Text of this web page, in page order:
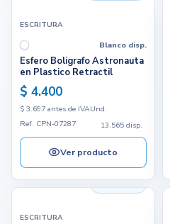
ESCRITURA
Blanco disp.
Esfero Boligrafo Astronauta
en Plastico Retractil
$ 4.400
$ 3.697 antes de IVAUnd.
Ref. CPN-07287
13.565 disp.
Ver producto
ESCRITURA